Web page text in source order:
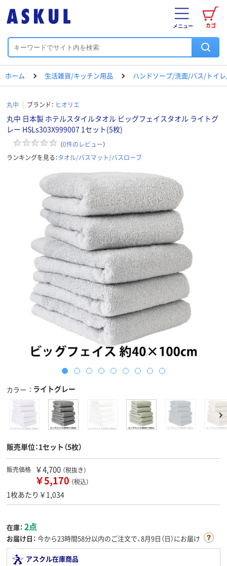
カゴ
メニュー
ホーム 生活雑貨/キッチン用品 ハンドソープ/洗面/バス/トイ
丸中 ブランド： ヒオリエ
丸中 日本製 ホテルスタイルタオル ビッグフェイスタオル ライトグ
レー HSLs303X999007 1セット(5枚)
（0件のレビュー）
ランキングを見る：タオル/バスマット/バスローブ
カラー ライトグレー
販売単位：1セット（5枚）
販売価格 ￥4,700 （税抜き）
￥5,170 （税込）
1枚あたり￥1,034
在庫： 2点
お届け日： 今から23時間58分以内のご注文で、8月9日（日）にお届け
アスクル在庫商品